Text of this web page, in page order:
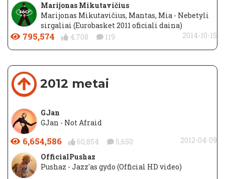
Marijonas Mikutavičius
Marijonas Mikutavičius, Mantas, Mia - Nebetyli
sirgaliai (Eurobasket 2011 oficiali daina)
795,574 4,708 119 2014-10-15
2012 metai
GJan
GJan - Not Afraid
6,654,586 60,854 5,650
2012-04-09
OfficialPushaz
Pushaz - Jazz'as gydo (Official HD video)